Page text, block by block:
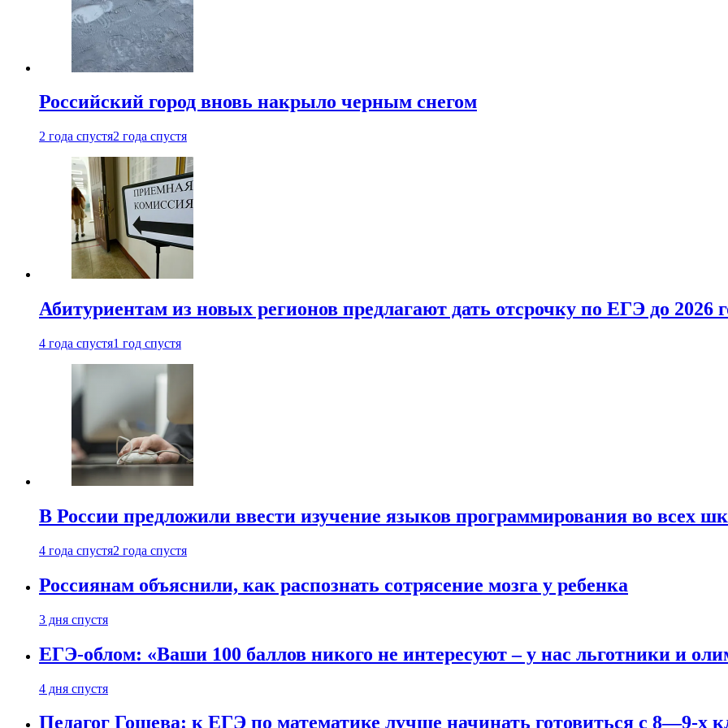
Российский город вновь накрыло черным снегом
2 года спустя2 года спустя
Абитуриентам из новых регионов предлагают дать отсрочку по ЕГЭ до 2026
4 года спустя1 год спустя
В России предложили ввести изучение языков программирования во всех
4 года спустя2 года спустя
Россиянам объяснили, как распознать сотрясение мозга у ребенка
3 дня спустя
ЕГЭ-облом: «Ваши 100 баллов никого не интересуют – у нас льготники и
4 дня спустя
Педагог Гошева: к ЕГЭ по математике лучше начинать готовиться с 8—9-х